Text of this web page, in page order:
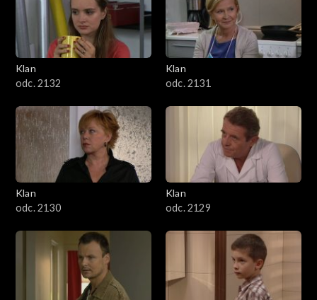
Klan
odc. 2132
Klan
odc. 2131
Klan
odc. 2130
Klan
odc. 2129